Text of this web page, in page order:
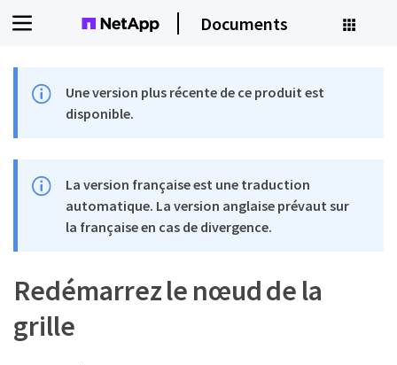
Documents
Une version plus récente de ce produit est
disponible.
La version française est une traduction
automatique. La version anglaise prévaut sur
la française en cas de divergence.
Redémarrez le nœud de la
grille